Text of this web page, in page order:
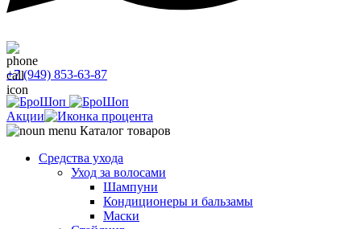
+7 (949) 853-63-87
Акции
Каталог товаров
Средства ухода
Уход за волосами
Шампуни
Кондиционеры и бальзамы
Маски